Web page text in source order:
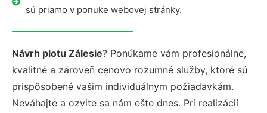
sú priamo v ponuke webovej stránky.
Návrh plotu Zálesie? Ponúkame vám profesionálne,
kvalitné a zároveň cenovo rozumné služby, ktoré sú
prispôsobené vašim individuálnym požiadavkám.
Neváhajte a ozvite sa nám ešte dnes. Pri realizácií